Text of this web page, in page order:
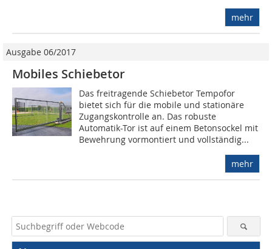
mehr
Ausgabe 06/2017
Mobiles Schiebetor
Das freitragende Schiebetor Tempofor
bietet sich für die mobile und stationäre
Zugangskontrolle an. Das robuste
Automatik-Tor ist auf einem Betonsockel mit
Bewehrung vormontiert und vollständig...
mehr